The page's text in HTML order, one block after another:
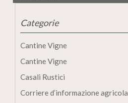
Categorie
Cantine Vigne
Cantine Vigne
Casali Rustici
Corriere d’informazione agricola